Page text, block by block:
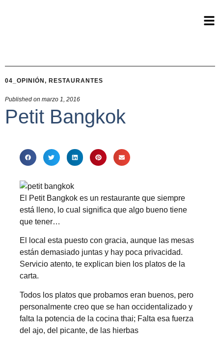
04_OPINIÓN , RESTAURANTES
Published on marzo 1, 2016
Petit Bangkok
El Petit Bangkok es un restaurante que siempre
está lleno, lo cual significa que algo bueno tiene
que tener…
El local esta puesto con gracia, aunque las mesas
están demasiado juntas y hay poca privacidad.
Servicio atento, te explican bien los platos de la
carta.
Todos los platos que probamos eran buenos, pero
personalmente creo que se han occidentalizado y
falta la potencia de la cocina thai; Falta esa fuerza
del ajo, del picante, de las hierbas